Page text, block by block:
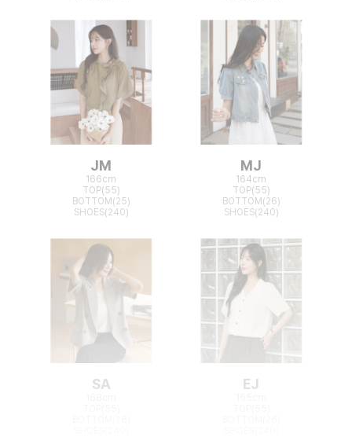
JM
166cm
TOP(55)
BOTTOM(25)
SHOES(240)
MJ
164cm
TOP(55)
BOTTOM(26)
SHOES(240)
SA EJ